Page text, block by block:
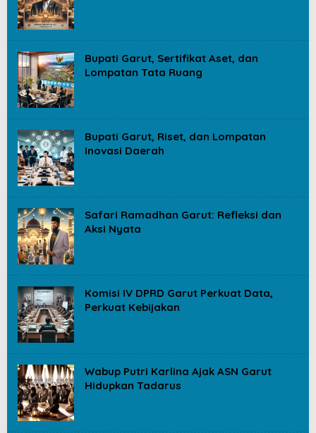
Bupati Garut, Sertifikat Aset, dan
Lompatan Tata Ruang
Bupati Garut, Riset, dan Lompatan
Inovasi Daerah
Safari Ramadhan Garut: Refleksi dan
Aksi Nyata
Komisi IV DPRD Garut Perkuat Data,
Perkuat Kebijakan
Wabup Putri Karlina Ajak ASN Garut
Hidupkan Tadarus